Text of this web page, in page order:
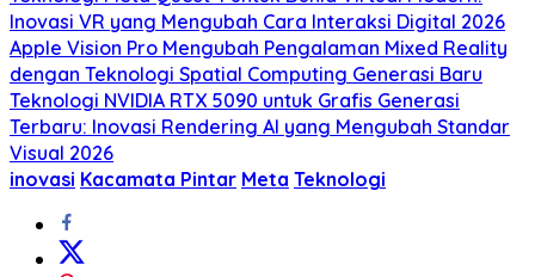
Inovasi VR yang Mengubah Cara Interaksi Digital 2026
Apple Vision Pro Mengubah Pengalaman Mixed Reality
dengan Teknologi Spatial Computing Generasi Baru
Teknologi NVIDIA RTX 5090 untuk Grafis Generasi
Terbaru: Inovasi Rendering AI yang Mengubah Standar
Visual 2026
inovasi Kacamata Pintar Meta Teknologi